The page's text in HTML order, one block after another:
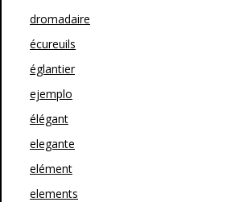
dromadaire
écureuils
églantier
ejemplo
élégant
elegante
elément
elements